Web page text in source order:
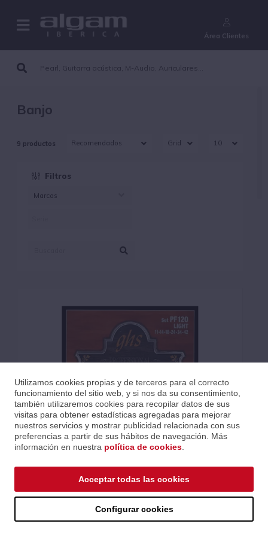
Área Clientes
Banjo
9 productos
Filtros
Marcas
JUEGO BANJO STAINLESS STEEL (6ST) LIGHT
Código EAN 0737681205300
Precios al iniciar sesión.
Utilizamos cookies propias y de terceros para el correcto
funcionamiento del sitio web, y si nos da su consentimiento,
también utilizaremos cookies para recopilar datos de sus
visitas para obtener estadísticas agregadas para mejorar
nuestros servicios y mostrar publicidad relacionada con sus
preferencias a partir de sus hábitos de navegación. Más
información en nuestra política de cookies
Configurar cookies
Acceptar todas las cookies